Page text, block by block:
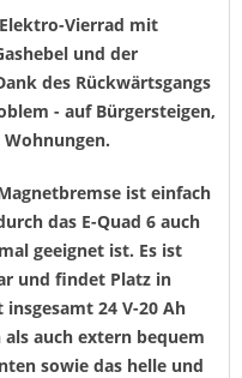
Vierrad mit
und der
des Rückwärtsgangs
- auf Bürgersteigen,
ist einfach
das E-Quad 6 auch
geeignet ist. Es ist
und findet Platz in
24 V-20 Ah
auch extern bequem
sowie das helle und